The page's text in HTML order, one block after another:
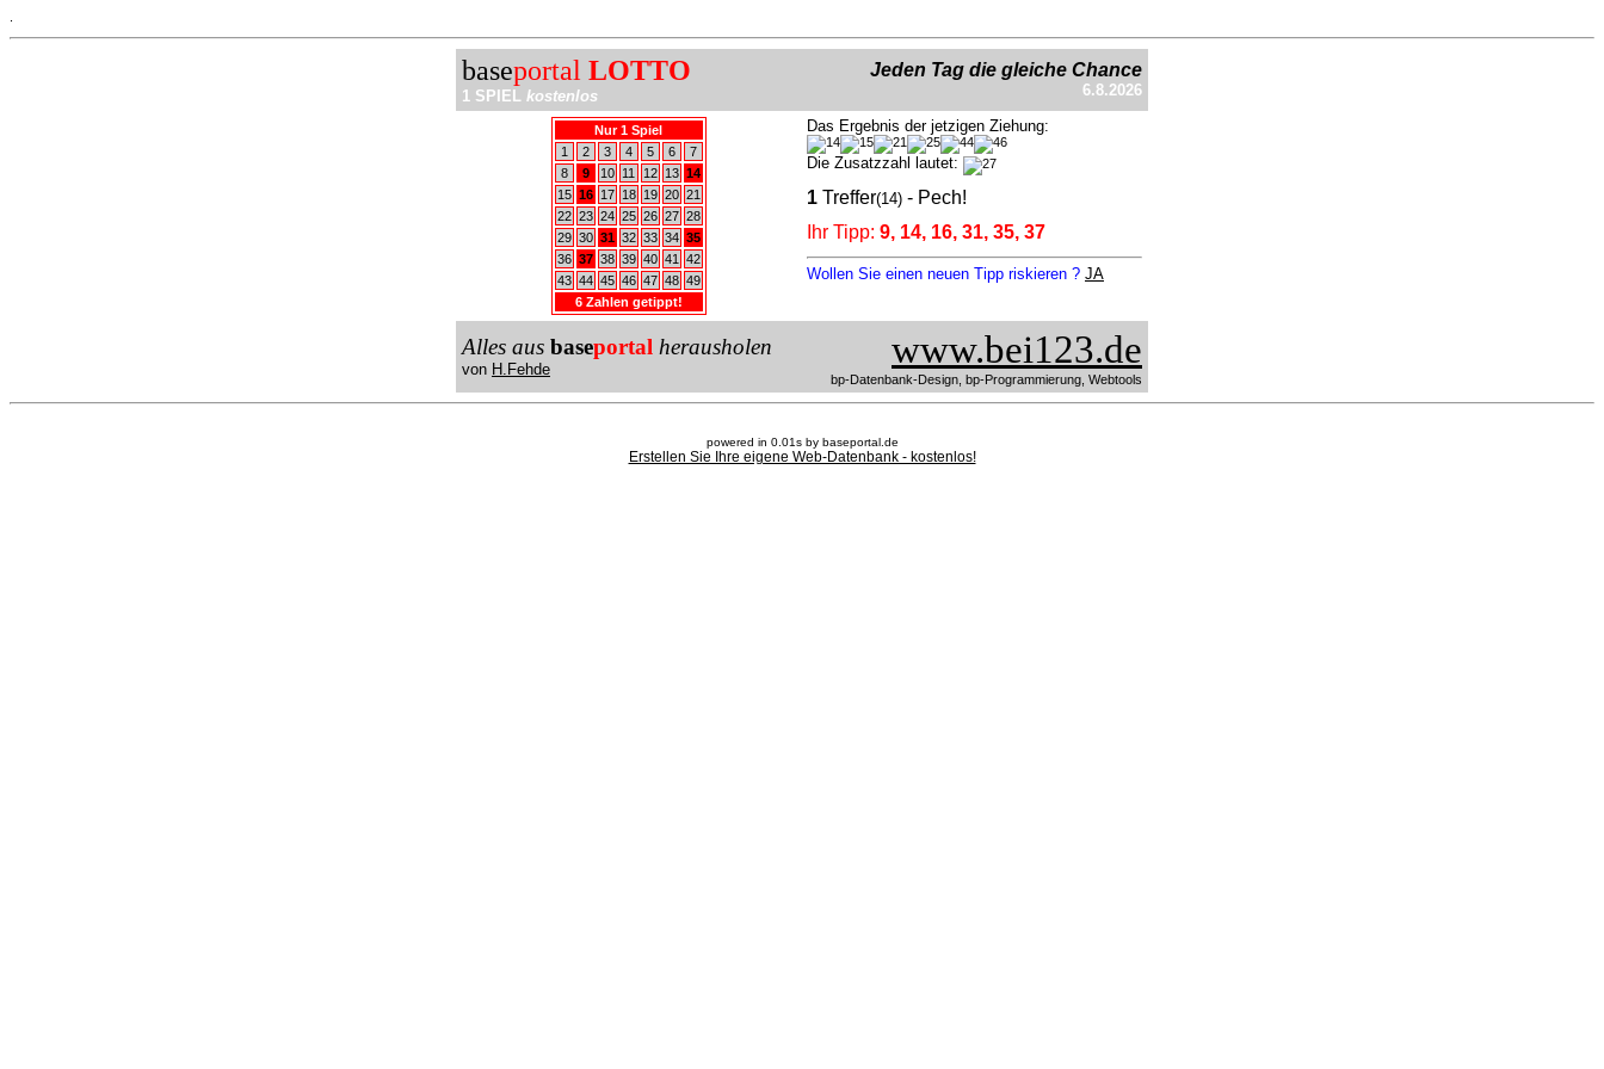
baseportal LOTTO
1 SPIEL kostenlos
Jeden Tag die gleiche Chance
6.8.2026
Nur 1 Spiel
1
2 3 4 5 6
7
8
9 10 11 12 13 14
15 16 17 18 19 20 21
22 23 24 25 26 27 28
29 30 31 32 33 34 35
36 37 38 39 40 41
42
43 44 45 46 47 48 49
6 Zahlen getippt!
Das Ergebnis der jetzigen Ziehung:
Die Zusatzzahl lautet:
1 Treffer(14) - Pech!
Ihr Tipp: 9, 14, 16, 31, 35, 37
Wollen Sie einen neuen Tipp riskieren ? JA
Alles aus baseportal herausholen
von H.Fehde www.bei123.de
bp-Datenbank-Design, bp-Programmierung, Webtools
powered in 0.01s by baseportal.de
Erstellen Sie Ihre eigene Web-Datenbank - kostenlos!